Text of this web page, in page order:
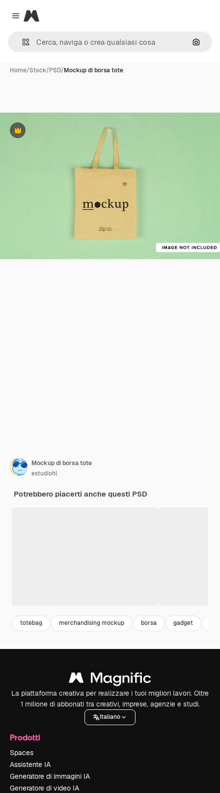
Close menu
Magnific
Cerca
Home/Stock/PSD/Mockup di borsa tote
Premium
Mockup di borsa tote
estudiohl
Potrebbero piacerti anche questi PSD
totebag merchandising mockup borsa gadget
La piattaforma creativa per realizzare i tuoi migliori lavori. Oltre
1 milione di abbonati tra creativi, imprese, agenzie e studi.
Italiano
Prodotti
Spaces
Assistente IA
Generatore di immagini IA
Generatore di video IA